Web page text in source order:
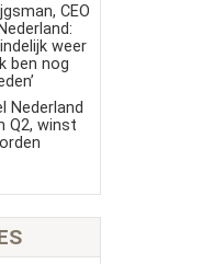
CEO
weer
ben nog
Nederland
Q2, winst